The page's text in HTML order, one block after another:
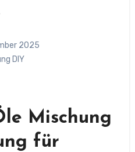
2025
DIY
Mischung
für